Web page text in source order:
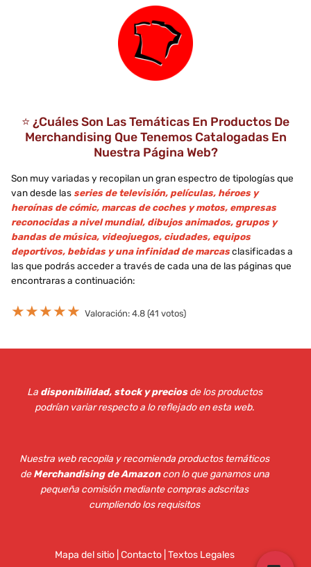
⭐ ¿Cuáles Son Las Temáticas En Productos De
Merchandising Que Tenemos Catalogadas En
Nuestra Página Web?
Son muy variadas y recopilan un gran espectro de tipologías que
van desde las series de televisión, películas, héroes y
heroínas de cómic, marcas de coches y motos, empresas
reconocidas a nivel mundial, dibujos animados, grupos y
bandas de música, videojuegos, ciudades, equipos
deportivos, bebidas y una infinidad de marcasclasificadas a
las que podrás acceder a través de cada una de las páginas que
encontraras a continuación:
★★★★★ Valoración: 4.8 (41 votos)
La disponibilidad, stock y preciosde los productos
podrían variar respecto a lo reflejado en esta web.
Nuestra web recopila y recomienda productos temáticos
deMerchandising de Amazoncon lo que ganamos una
pequeña comisión mediante compras adscritas
cumpliendo los requisitos
Mapa del sitio| Contacto | Textos Legales